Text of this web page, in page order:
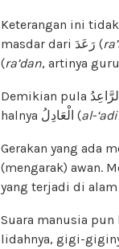
Keterangan ini
masdar dari رَعَدَ (
(ra’dan, artinya
halnya الْعَادِلُ (al-
Gerakan yang ada
(mengarak) awan.
yang terjadi di alam
Suara manusia
lidahnya, gigi-